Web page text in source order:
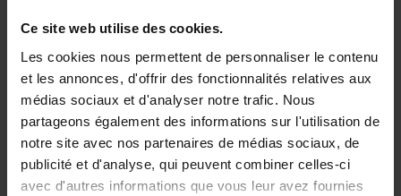
Ce site web utilise des cookies.
Les cookies nous permettent de personnaliser le contenu
et les annonces, d'offrir des fonctionnalités relatives aux
médias sociaux et d'analyser notre trafic. Nous
partageons également des informations sur l'utilisation de
notre site avec nos partenaires de médias sociaux, de
publicité et d'analyse, qui peuvent combiner celles-ci
avec d'autres informations que vous leur avez fournies
Recevez les actus du secteur, les fiches pratiques, les
dossiers... au même endroit !
Mon compte